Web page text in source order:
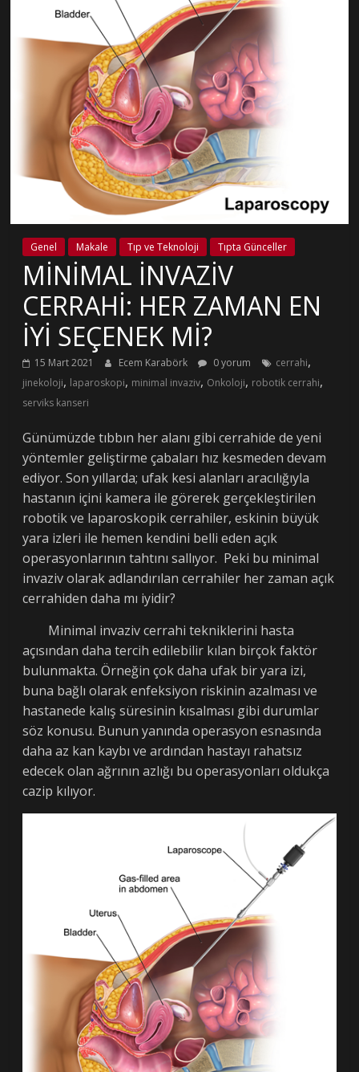
Genel Makale Tıp ve Teknoloji Tıpta Günceller
MİNİMAL İNVAZİV
CERRAHİ: HER ZAMAN EN
İYİ SEÇENEK Mİ?
15 Mart 2021 Ecem Karabörk 0 yorum cerrahi,
jinekoloji, laparoskopi, minimal invaziv, Onkoloji, robotik cerrahi,
serviks kanseri
Günümüzde tıbbın her alanı gibi cerrahide de yeni
yöntemler geliştirme çabaları hız kesmeden devam
ediyor. Son yıllarda; ufak kesi alanları aracılığıyla
hastanın içini kamera ile görerek gerçekleştirilen
robotik ve laparoskopik cerrahiler, eskinin büyük
yara izleri ile hemen kendini belli eden açık
operasyonlarının tahtını sallıyor. Peki bu minimal
invaziv olarak adlandırılan cerrahiler her zaman açık
cerrahiden daha mı iyidir?
Minimal invaziv cerrahi tekniklerini hasta
açısından daha tercih edilebilir kılan birçok faktör
bulunmakta. Örneğin çok daha ufak bir yara izi,
buna bağlı olarak enfeksiyon riskinin azalması ve
hastanede kalış süresinin kısalması gibi durumlar
söz konusu. Bunun yanında operasyon esnasında
daha az kan kaybı ve ardından hastayı rahatsız
edecek olan ağrının azlığı bu operasyonları oldukça
cazip kılıyor.